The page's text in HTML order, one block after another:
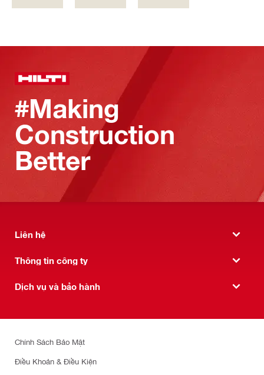
#Making
Construction
Better
Liên hệ
Thông tin công ty
Dịch vụ và bảo hành
Chính Sách Bảo Mật
Điều Khoản & Điều Kiện